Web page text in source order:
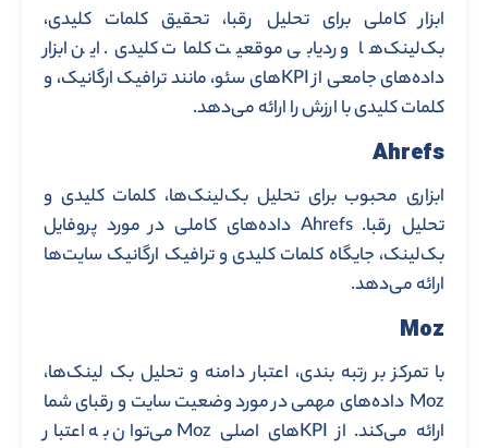
ابزار کاملی برای تحلیل رقبا، تحقیق کلمات کلیدی،
بک‌لینک‌ها و ردیابی موقعیت کلمات کلیدی. این ابزار
داده‌های جامعی از KPIهای سئو، مانند ترافیک ارگانیک، و
کلمات کلیدی با ارزش را ارائه می‌دهد.
Ahrefs
ابزاری محبوب برای تحلیل بک‌لینک‌ها، کلمات کلیدی و
تحلیل رقبا. Ahrefs داده‌های کاملی در مورد پروفایل
بک‌لینک، جایگاه کلمات کلیدی و ترافیک ارگانیک سایت‌ها
ارائه می‌دهد.
Moz
با تمرکز بر رتبه ‌بندی، اعتبار دامنه و تحلیل بک‌ لینک‌ها،
Moz داده‌های مهمی در مورد وضعیت سایت و رقبای شما
ارائه می‌کند. از KPIهای اصلی Moz می‌توان به اعتبار